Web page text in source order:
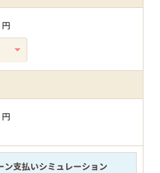
円
円
支払いシミュレーション